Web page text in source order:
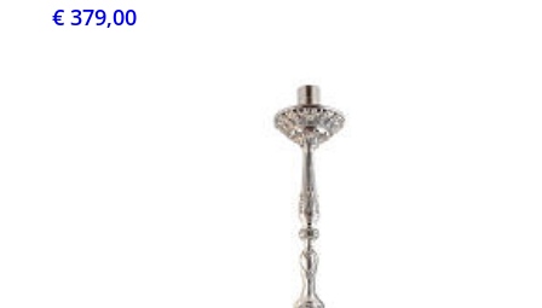
€ 379,00